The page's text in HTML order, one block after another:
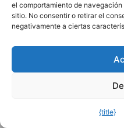
Facebook
©
el comportamiento de
sitio. No consentir o retirar el
negativamente a ciertas
{title}